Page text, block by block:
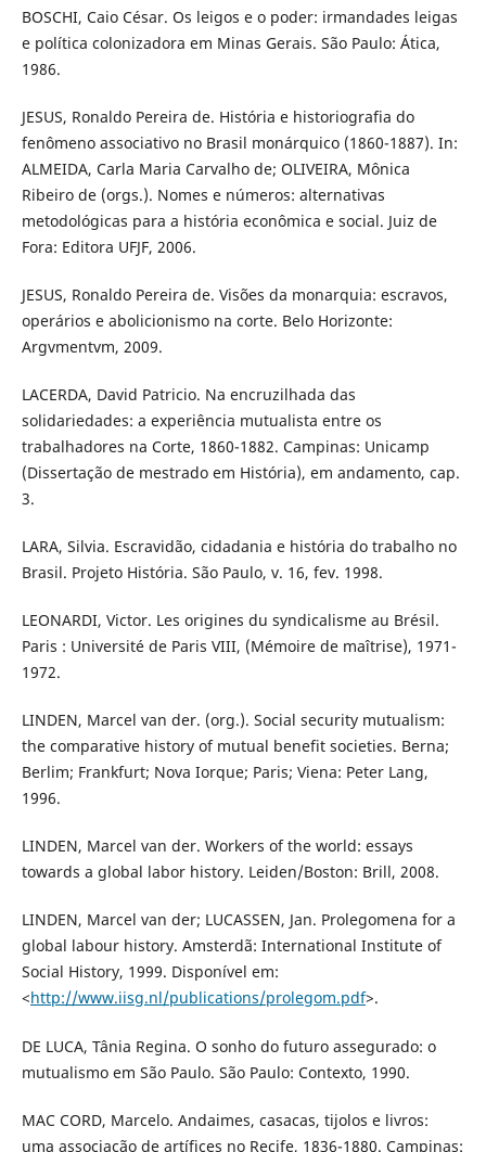
BOSCHI, Caio César. Os leigos e o poder: irmandades leigas
e política colonizadora em Minas Gerais. São Paulo: Ática,
1986.
JESUS, Ronaldo Pereira de. História e historiografia do
fenômeno associativo no Brasil monárquico (1860-1887). In:
ALMEIDA, Carla Maria Carvalho de; OLIVEIRA, Mônica
Ribeiro de (orgs.). Nomes e números: alternativas
metodológicas para a história econômica e social. Juiz de
Fora: Editora UFJF, 2006.
JESUS, Ronaldo Pereira de. Visões da monarquia: escravos,
operários e abolicionismo na corte. Belo Horizonte:
Argvmentvm, 2009.
LACERDA, David Patricio. Na encruzilhada das
solidariedades: a experiência mutualista entre os
trabalhadores na Corte, 1860-1882. Campinas: Unicamp
(Dissertação de mestrado em História), em andamento, cap.
3.
LARA, Silvia. Escravidão, cidadania e história do trabalho no
Brasil. Projeto História. São Paulo, v. 16, fev. 1998.
LEONARDI, Victor. Les origines du syndicalisme au Brésil.
Paris : Université de Paris VIII, (Mémoire de maîtrise), 1971-
1972.
LINDEN, Marcel van der. (org.). Social security mutualism:
the comparative history of mutual benefit societies. Berna;
Berlim; Frankfurt; Nova Iorque; Paris; Viena: Peter Lang,
1996.
LINDEN, Marcel van der. Workers of the world: essays
towards a global labor history. Leiden/Boston: Brill, 2008.
LINDEN, Marcel van der; LUCASSEN, Jan. Prolegomena for a
global labour history. Amsterdã: International Institute of
Social History, 1999. Disponível em:
<http://www.iisg.nl/publications/prolegom.pdf>.
DE LUCA, Tânia Regina. O sonho do futuro assegurado: o
mutualismo em São Paulo. São Paulo: Contexto, 1990.
MAC CORD, Marcelo. Andaimes, casacas, tijolos e livros:
uma associação de artífices no Recife, 1836-1880. Campinas: